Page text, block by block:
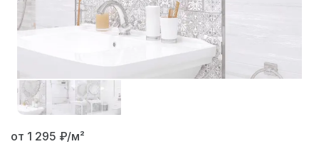
от 1 295 ₽/м²